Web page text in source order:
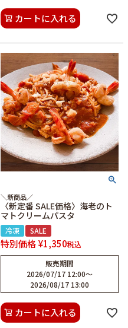
カートに入れる
＼新商品／
〈新定番 SALE価格〉海老のト
マトクリームパスタ
冷凍 SALE
特別価格¥1,350税込
販売期間
2026/07/17 12:00〜
2026/08/17 13:00
カートに入れる